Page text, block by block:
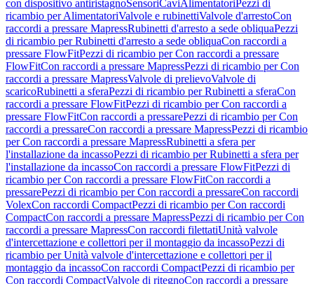
con dispositivo antiristagnoSensoriCaviAlimentatori Pezzi di
ricambio per AlimentatoriValvole e rubinettiValvole d'arrestoCon
raccordi a pressare MapressRubinetti d'arresto a sede obliquaPezzi
di ricambio per Rubinetti d'arresto a sede obliquaCon raccordi a
pressare FlowFitPezzi di ricambio per Con raccordi a pressare
FlowFitCon raccordi a pressare MapressPezzi di ricambio per Con
raccordi a pressare MapressValvole di prelievoValvole di
scaricoRubinetti a sferaPezzi di ricambio per Rubinetti a sferaCon
raccordi a pressare FlowFitPezzi di ricambio per Con raccordi a
pressare FlowFitCon raccordi a pressarePezzi di ricambio per Con
raccordi a pressareCon raccordi a pressare MapressPezzi di ricambio
per Con raccordi a pressare MapressRubinetti a sfera per
l'installazione da incassoPezzi di ricambio per Rubinetti a sfera per
l'installazione da incassoCon raccordi a pressare FlowFitPezzi di
ricambio per Con raccordi a pressare FlowFitCon raccordi a
pressarePezzi di ricambio per Con raccordi a pressareCon raccordi
VolexCon raccordi CompactPezzi di ricambio per Con raccordi
CompactCon raccordi a pressare MapressPezzi di ricambio per Con
raccordi a pressare MapressCon raccordi filettatiUnità valvole
d'intercettazione e collettori per il montaggio da incassoPezzi di
ricambio per Unità valvole d'intercettazione e collettori per il
montaggio da incassoCon raccordi CompactPezzi di ricambio per
Con raccordi CompactValvole di ritegnoCon raccordi a pressare